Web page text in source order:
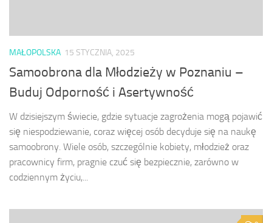
MAŁOPOLSKA 15 STYCZNIA, 2025
Samoobrona dla Młodzieży w Poznaniu –
Buduj Odporność i Asertywność
W dzisiejszym świecie, gdzie sytuacje zagrożenia mogą pojawić
się niespodziewanie, coraz więcej osób decyduje się na naukę
samoobrony. Wiele osób, szczególnie kobiety, młodzież oraz
pracownicy firm, pragnie czuć się bezpiecznie, zarówno w
codziennym życiu,...